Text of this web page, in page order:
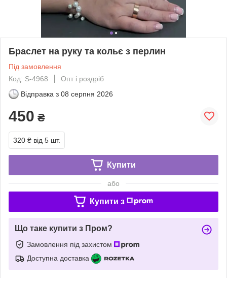
Браслет на руку та кольє з перлин
Під замовлення
Код: S-4968
Опт і роздріб
Відправка з 08 серпня 2026
450 ₴
320 ₴ від 5 шт.
Купити
або
Купити з
Що таке купити з Пром?
Замовлення під захистом
Доступна доставка